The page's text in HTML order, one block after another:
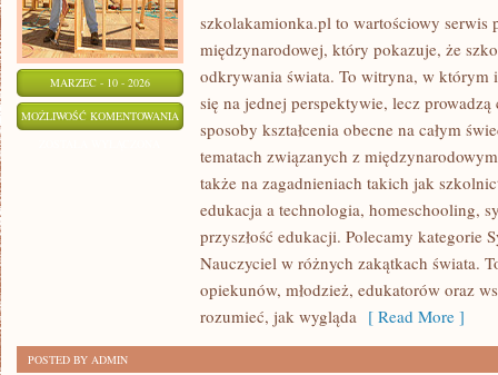
MARZEC - 10 - 2026
MOŻLIWOŚĆ KOMENTOWANIA POLSKA
SZKOŁA
szkolakamionka.pl to wartościowy serwis
międzynarodowej, który pokazuje, że
odkrywania świata. To witryna, w którym
się na jednej perspektywie, lecz
sposoby kształcenia obecne na całym
tematach związanych z
także na zagadnieniach takich jak
edukacja a technologia, homeschooling,
przyszłość edukacji. Polecamy kategorie
Nauczyciel w różnych zakątkach świata.
opiekunów, młodzież, edukatorów oraz
rozumieć, jak wygląda [ Read More ]
POSTED BY ADMIN